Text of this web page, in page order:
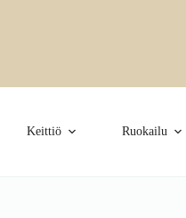
Keittiö Ruokailu